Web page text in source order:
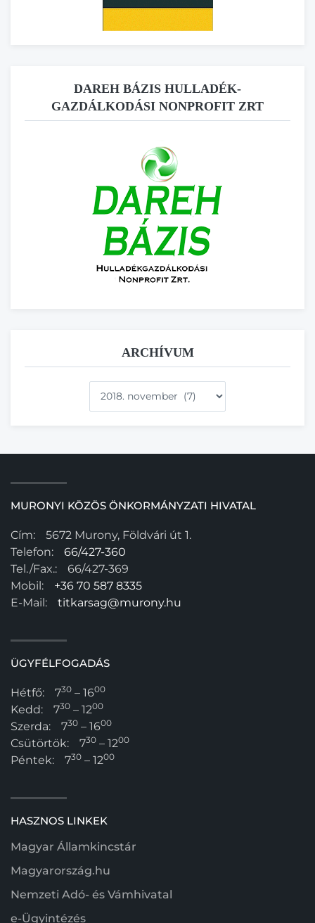
DAREH BÁZIS HULLADÉK-
GAZDÁLKODÁSI NONPROFIT ZRT
ARCHÍVUM
MURONYI KÖZÖS ÖNKORMÁNYZATI HIVATAL
Cím:
5672 Murony, Földvári út 1.
Telefon:
66/427-360
Tel./Fax.:
66/427-369
Mobil:
+36 70 587 8335
E-Mail:
titkarsag@murony.hu
ÜGYFÉLFOGADÁS
Hétfő: 730 – 1600
Kedd: 730 – 1200
Szerda: 730 – 1600
Csütörtök: 730 – 1200
Péntek: 730 – 1200
HASZNOS LINKEK
Magyar Államkincstár
Magyarország.hu
Nemzeti Adó- és Vámhivatal
e-Ügyintézés